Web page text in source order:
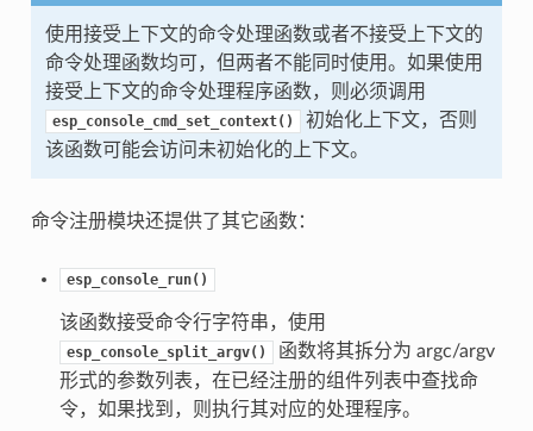
使用接受上下文的命令处理函数或者不接受上下文的
命令处理函数均可，但两者不能同时使用。如果使用
接受上下文的命令处理程序函数，则必须调用
esp_console_cmd_set_context()
初始化上下文，否则
该函数可能会访问未初始化的上下文。
命令注册模块还提供了其它函数：
esp_console_run()
该函数接受命令行字符串，使用
esp_console_split_argv()
函数将其拆分为 argc/argv
形式的参数列表，在已经注册的组件列表中查找命
令，如果找到，则执行其对应的处理程序。